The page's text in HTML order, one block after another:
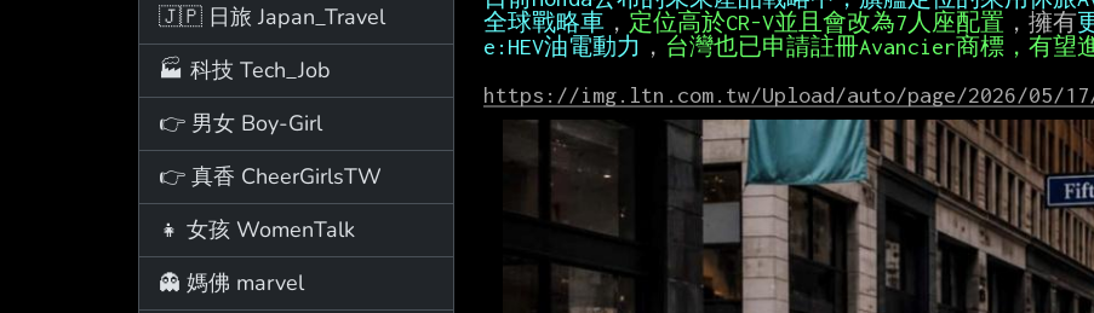
🇯🇵 日旅 Japan_Travel
🏭 科技 Tech_Job
👉 男女 Boy-Girl
👉 真香 CheerGirlsTW
👧 女孩 WomenTalk
👻 媽佛 marvel
全球戰略車 ， 定位高於CR-V並且會改為7人座配置 ，擁有
e:HEV油電動力 ， 台灣也已申請註冊Avancier商標，有望
https://img.ltn.com.tw/Upload/auto/page/2026/05/17/